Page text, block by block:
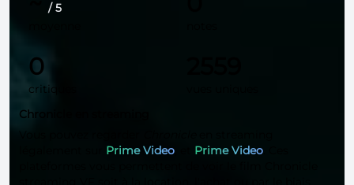
/ 5
0
critiques
Chronicle en streaming
Prime Video Prime Video